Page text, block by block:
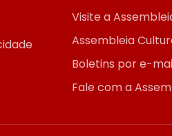
Visite a
Assembleia
Boletins por e-
Fale com a